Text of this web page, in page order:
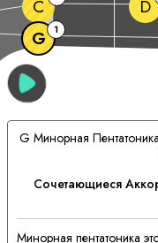
G 1
C D
G Минорная
Сочетающиеся
Минорная пентатоника